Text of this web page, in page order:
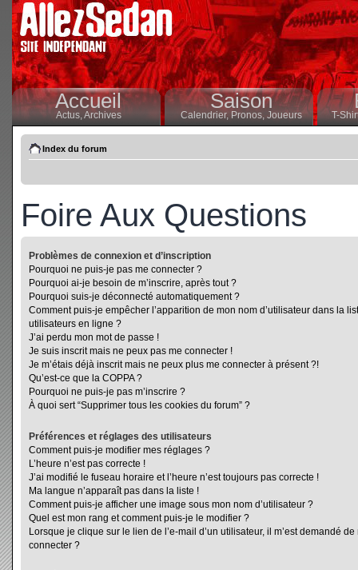
Accueil
Actus,Archives
Saison
Calendrier,Pronos, Joueurs T-
Index du forum
Foire Aux Questions
Problèmes de connexion et d’inscription
Pourquoi ne puis-je pas me connecter ?
Pourquoi ai-je besoin de m’inscrire, après tout ?
Pourquoi suis-je déconnecté automatiquement ?
Comment puis-je empêcher l’apparition de mon nom d’utilisateur dans la
utilisateurs en ligne ?
J’ai perdu mon mot de passe !
Je suis inscrit mais ne peux pas me connecter !
Je m’étais déjà inscrit mais ne peux plus me connecter à présent ?!
Qu’est-ce que la COPPA ?
Pourquoi ne puis-je pas m’inscrire ?
À quoi sert “Supprimer tous les cookies du forum” ?
Préférences et réglages des utilisateurs
Comment puis-je modifier mes réglages ?
L’heure n’est pas correcte !
J’ai modifié le fuseau horaire et l’heure n’est toujours pas correcte !
Ma langue n’apparaît pas dans la liste !
Comment puis-je afficher une image sous mon nom d’utilisateur ?
Quel est mon rang et comment puis-je le modifier ?
Lorsque je clique sur le lien de l’e-mail d’un utilisateur, il m’est demandé de
connecter ?